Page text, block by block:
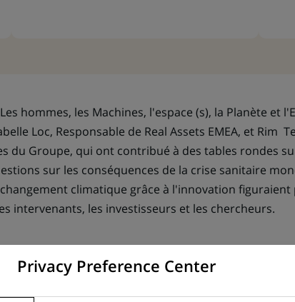
hommes, les Machines, l'espace (s), la Planète et
Loc, Responsable de Real Assets EMEA, et Rim
du Groupe, qui ont contribué à des tables rondes
sur les conséquences de la crise sanitaire
climatique grâce à l'innovation
intervenants, les investisseurs et les chercheurs.
Privacy Preference Center